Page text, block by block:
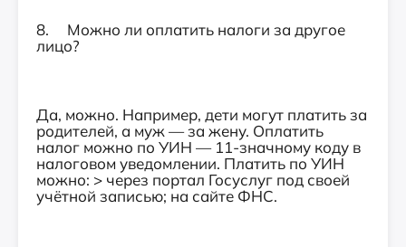
8. Можно ли оплатить налоги за другое
лицо?
Да, можно. Например, дети могут платить за
родителей, а муж — за жену. Оплатить
налог можно по УИН — 11-значному коду в
налоговом уведомлении. Платить по УИН
можно: > через портал Госуслуг под своей
учётной записью; на сайте ФНС.